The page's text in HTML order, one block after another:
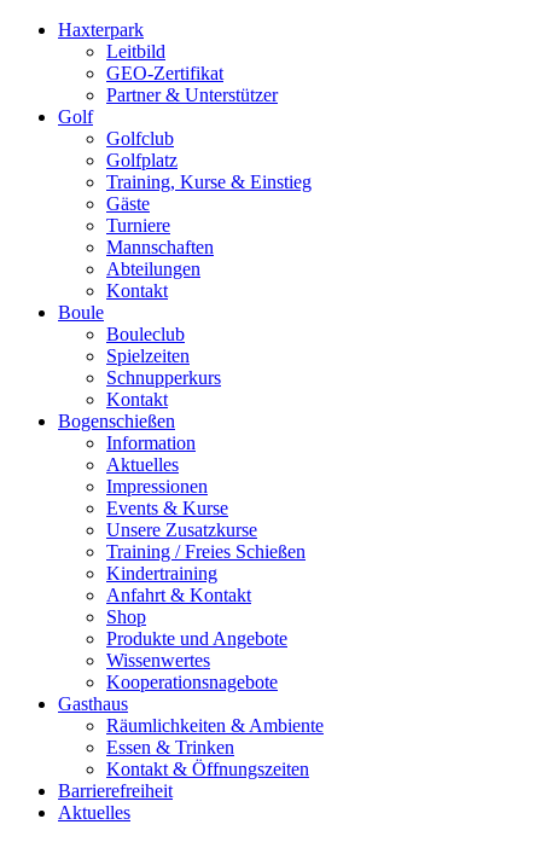
Haxterpark
Leitbild
GEO-Zertifikat
Partner & Unterstützer
Golf
Golfclub
Golfplatz
Training, Kurse & Einstieg
Gäste
Turniere
Mannschaften
Abteilungen
Kontakt
Boule
Bouleclub
Spielzeiten
Schnupperkurs
Kontakt
Bogenschießen
Information
Aktuelles
Impressionen
Events & Kurse
Unsere Zusatzkurse
Training / Freies Schießen
Kindertraining
Anfahrt & Kontakt
Shop
Produkte und Angebote
Wissenwertes
Kooperationsnagebote
Gasthaus
Räumlichkeiten & Ambiente
Essen & Trinken
Kontakt & Öffnungszeiten
Barrierefreiheit
Aktuelles